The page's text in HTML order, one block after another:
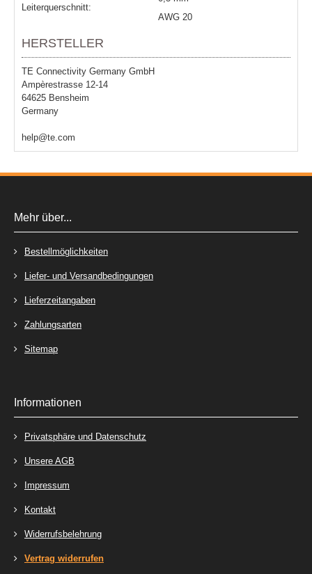
Leiterquerschnitt:
AWG 20
HERSTELLER
TE Connectivity Germany GmbH
Ampèrestrasse 12-14
64625 Bensheim
Germany
help@te.com
Mehr über...
Bestellmöglichkeiten
Liefer- und Versandbedingungen
Lieferzeitangaben
Zahlungsarten
Sitemap
Informationen
Privatsphäre und Datenschutz
Unsere AGB
Impressum
Kontakt
Widerrufsbelehrung
Vertrag widerrufen